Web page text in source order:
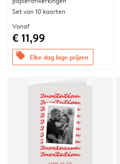
Set van 10 kaarten
Vanaf
€ 11,99
offers Elke dag lage prijzen